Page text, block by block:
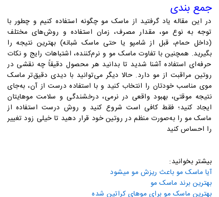
جمع بندی
در این مقاله یاد گرفتید از ماسک مو چگونه استفاده کنیم و چطور با
توجه به نوع مو، مقدار مصرف، زمان استفاده و روش‌های مختلف
(داخل حمام، قبل از شامپو یا حتی ماسک شبانه) بهترین نتیجه را
بگیرید. همچنین با تفاوت ماسک مو و نرم‌کننده، اشتباهات رایج و نکات
حرفه‌ای استفاده آشنا شدید تا بدانید هر محصول دقیقاً چه نقشی در
روتین مراقبت از مو دارد. حالا دیگر می‌توانید با دیدی دقیق‌تر ماسک
موی مناسب خودتان را انتخاب کنید و با استفاده درست از آن، به‌جای
نتیجه موقتی، بهبود واقعی در نرمی، درخشندگی و سلامت موهایتان
ایجاد کنید؛ فقط کافی است شروع کنید و روش درست استفاده از
ماسک مو را به‌صورت منظم در روتین خود قرار دهید تا خیلی زود تغییر
را احساس کنید
بیشتر بخوانید:
آیا ماسک مو باعث ریزش مو میشود
بهترین برند ماسک مو
بهترین ماسک مو برای موهای کراتین شده